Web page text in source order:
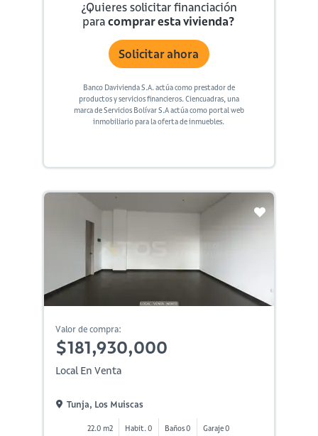
¿Quieres solicitar financiación
paracomprar esta vivienda?
Solicitar ahora
Banco Davivienda S.A. actúa como prestador de
productos y servicios financieros. Ciencuadras, una
marca de Servicios Bolívar S.A actúa como portal web
inmobiliario para la oferta de inmuebles.
Valor de compra:
$181,930,000
Local En Venta
Tunja, Los Muiscas
22.0 m2 Habit. 0 Baños 0 Garaje 0